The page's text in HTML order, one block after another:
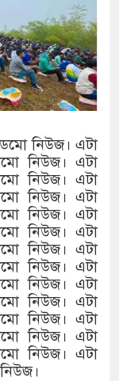
নিউজ। এটা
নিউজ। এটা
নিউজ। এটা
নিউজ। এটা
নিউজ। এটা
নিউজ। এটা
নিউজ। এটা
নিউজ। এটা
নিউজ। এটা
নিউজ। এটা
নিউজ। এটা
নিউজ। এটা
নিউজ। এটা